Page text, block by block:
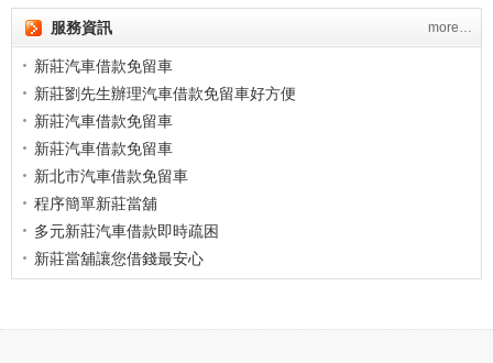
服務資訊 more…
新莊汽車借款免留車
新莊劉先生辦理汽車借款免留車好方便
新莊汽車借款免留車
新莊汽車借款免留車
新北市汽車借款免留車
程序簡單新莊當舖
多元新莊汽車借款即時疏困
新莊當舖讓您借錢最安心